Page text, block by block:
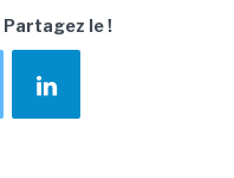
Partagez le !